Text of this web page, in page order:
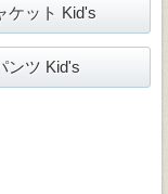
ケット Kid's
ンツ Kid's